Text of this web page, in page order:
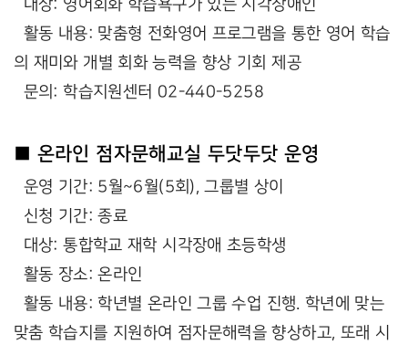
대상: 영어회화 학습욕구가 있는 시각장애인
활동 내용: 맞춤형 전화영어 프로그램을 통한 영어 학습
의 재미와 개별 회화 능력을 향상 기회 제공
문의: 학습지원센터 02-440-5258
■ 온라인 점자문해교실 두닷두닷 운영
운영 기간: 5월~6월(5회), 그룹별 상이
신청 기간: 종료
대상: 통합학교 재학 시각장애 초등학생
활동 장소: 온라인
활동 내용: 학년별 온라인 그룹 수업 진행. 학년에 맞는
맞춤 학습지를 지원하여 점자문해력을 향상하고, 또래 시